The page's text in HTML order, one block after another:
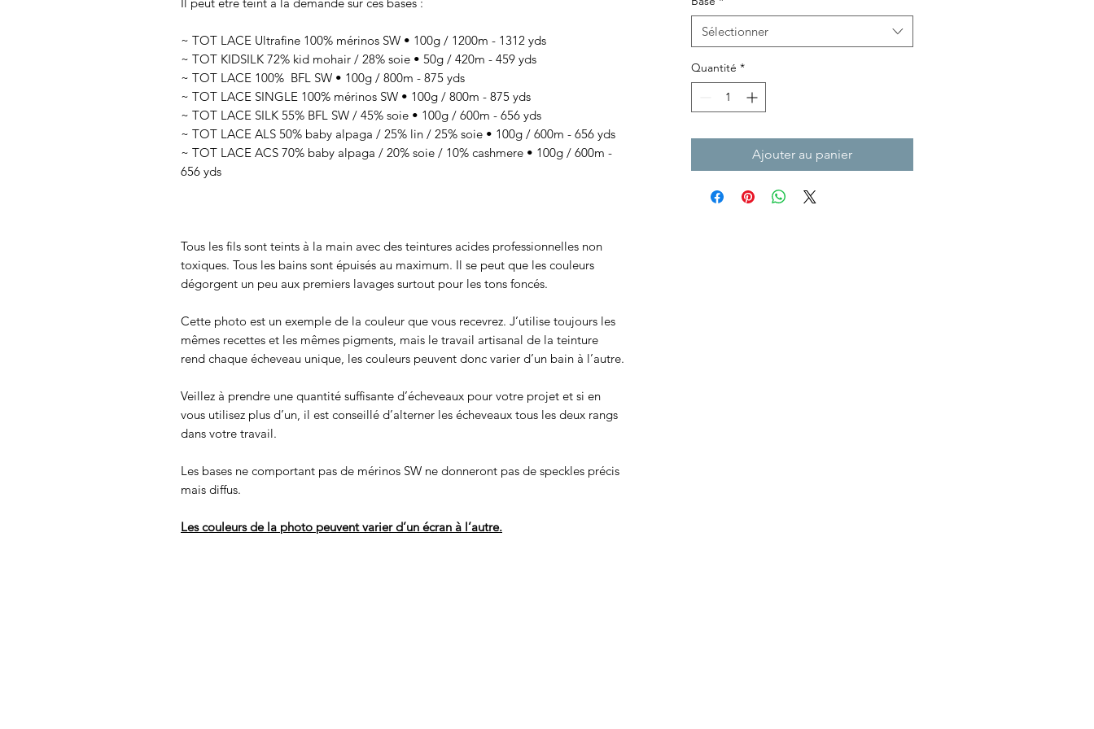
~ TOT LACE Ultrafine 100% mérinos SW • 100g / 1200m - 1312 yds
~ TOT KIDSILK 72% kid mohair / 28% soie • 50g / 420m - 459 yds
~ TOT LACE 100% BFL SW • 100g / 800m - 875 yds
~ TOT LACE SINGLE 100% mérinos SW • 100g / 800m - 875 yds
~ TOT LACE SILK 55% BFL SW / 45% soie • 100g / 600m - 656 yds
~ TOT LACE ALS 50% baby alpaga / 25% lin / 25% soie • 100g / 600m - 656 yds
~ TOT LACE ACS 70% baby alpaga / 20% soie / 10% cashmere • 100g / 600m -
656 yds
Tous les fils sont teints à la main avec des teintures acides professionnelles non
toxiques. Tous les bains sont épuisés au maximum. Il se peut que les couleurs
dégorgent un peu aux premiers lavages surtout pour les tons foncés.
Cette photo est un exemple de la couleur que vous recevrez. J’utilise toujours les
mêmes recettes et les mêmes pigments, mais le travail artisanal de la teinture
rend chaque écheveau unique, les couleurs peuvent donc varier d’un bain à l’autre.
Veillez à prendre une quantité suffisante d’écheveaux pour votre projet et si en
vous utilisez plus d’un, il est conseillé d’alterner les écheveaux tous les deux rangs
dans votre travail.
Les bases ne comportant pas de mérinos SW ne donneront pas de speckles précis
mais diffus.
Les couleurs de la photo peuvent varier d’un écran à l’autre.
Sélectionner
Quantité *
Ajouter au panier